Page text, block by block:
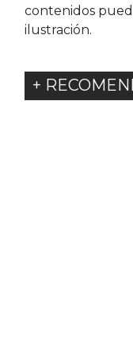
contenidos
ilustración.
+